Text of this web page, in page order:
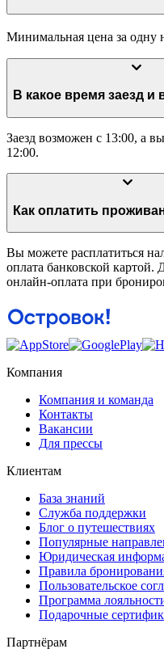
Минимальная цена за одну
Заезд возможен с 13:00, а
12:00.
Вы можете расплатиться
оплата банковской картой.
онлайн-оплата при
Компания
Компания и команда
Контакты
Вакансии
Для прессы
Клиентам
База знаний
Служба поддержки
Блог о путешествиях
Популярные
Юридическая
Правила
Пользовательское
Программа
Подарочные
Партнёрам